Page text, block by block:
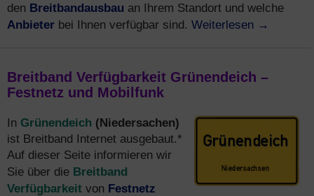
den Breitbandausbau an Ihrem Standort und welche
Anbieter bei Ihnen verfügbar sind. Weiterlesen →
Breitband Verfügbarkeit Grünendeich –
Festnetz und Mobilfunk
In Grünendeich (Niedersachen)
ist Breitband Internet ausgebaut.*
Auf dieser Seite informieren wir
Sie über die Breitband
Verfügbarkeit von Festnetz